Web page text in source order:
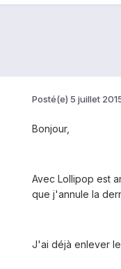
Posté(e) 5 juillet
Bonjour,
Avec Lollipop est
que j'annule la
J'ai déjà enlever